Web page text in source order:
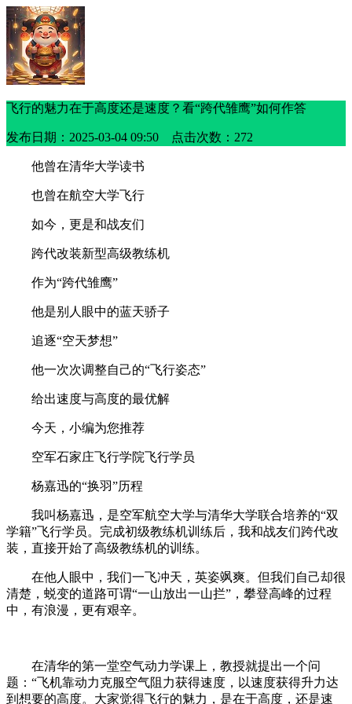
飞行的魅力在于高度还是速度？看“跨代雏鹰”如何作答
发布日期：2025-03-04 09:50 点击次数：272
他曾在清华大学读书
也曾在航空大学飞行
如今，更是和战友们
跨代改装新型高级教练机
作为“跨代雏鹰”
他是别人眼中的蓝天骄子
追逐“空天梦想”
他一次次调整自己的“飞行姿态”
给出速度与高度的最优解
今天，小编为您推荐
空军石家庄飞行学院飞行学员
杨嘉迅的“换羽”历程
我叫杨嘉迅，是空军航空大学与清华大学联合培养的“双
学籍”飞行学员。完成初级教练机训练后，我和战友们跨代改
装，直接开始了高级教练机的训练。
在他人眼中，我们一飞冲天，英姿飒爽。但我们自己却很
清楚，蜕变的道路可谓“一山放出一山拦”，攀登高峰的过程
中，有浪漫，更有艰辛。
在清华的第一堂空气动力学课上，教授就提出一个问
题：“飞机靠动力克服空气阻力获得速度，以速度获得升力达
到想要的高度。大家觉得飞行的魅力，是在于高度，还是速